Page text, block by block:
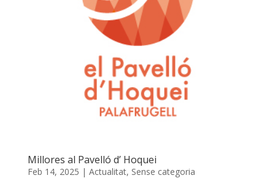
Millores al Pavelló d’ Hoquei
Feb 14, 2025 | Actualitat, Sense categoria